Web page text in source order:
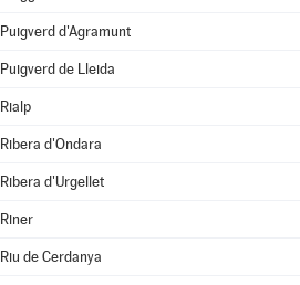
Puigverd d'Agramunt
Puigverd de Lleida
Rialp
Ribera d'Ondara
Ribera d'Urgellet
Riner
Riu de Cerdanya